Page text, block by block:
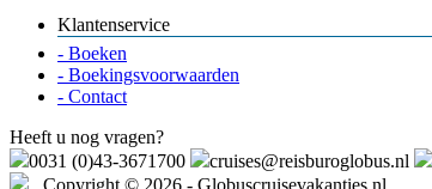
Klantenservice
- Boeken
- Boekingsvoorwaarden
- Contact
Heeft u nog vragen?
0031 (0)43-3671700
cruises@reisburoglobus.nl
. Copyright © 2026 - Globuscruisevakanties.nl